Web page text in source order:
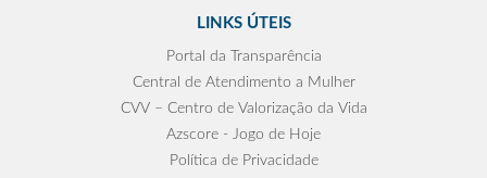
LINKS ÚTEIS
Portal da Transparência
Central de Atendimento a Mulher
CVV – Centro de Valorização da Vida
Azscore - Jogo de Hoje
Política de Privacidade